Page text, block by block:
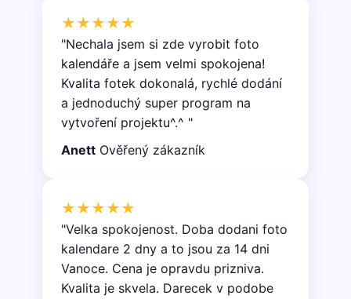
★★★★★
"Nechala jsem si zde vyrobit foto
kalendáře a jsem velmi spokojena!
Kvalita fotek dokonalá, rychlé dodání
a jednoduchý super program na
vytvoření projektu^.^ "
Anett Ověřený zákazník
★★★★★
"Velka spokojenost. Doba dodani foto
kalendare 2 dny a to jsou za 14 dni
Vanoce. Cena je opravdu prizniva.
Kvalita je skvela. Darecek v podobe